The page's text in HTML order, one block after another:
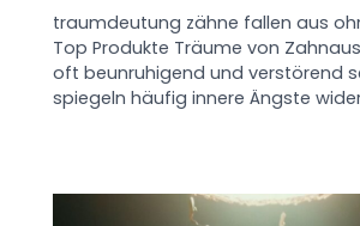
traumdeutung zähne fallen aus
Top Produkte Träume von
oft beunruhigend und verstörend
spiegeln häufig innere Ängste